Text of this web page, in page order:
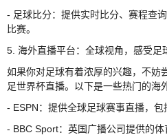
- 足球比分：提供实时比分、赛程查
比赛。
5. 海外直播平台：全球视角，感受足
如果你对足球有着浓厚的兴趣，不妨
足世界杯直播。以下是一些热门的海
- ESPN：提供全球足球赛事直播，包
- BBC Sport：英国广播公司提供的